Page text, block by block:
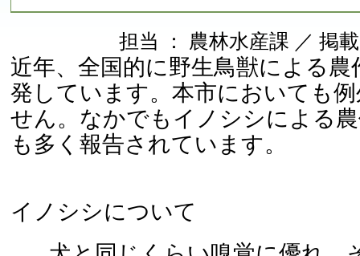
担当 ： 農林水産課 ／ 掲
近年、全国的に野生鳥獣による農
発しています。本市においても
せん。なかでもイノシシによる
も多く報告されています。
イノシシについて